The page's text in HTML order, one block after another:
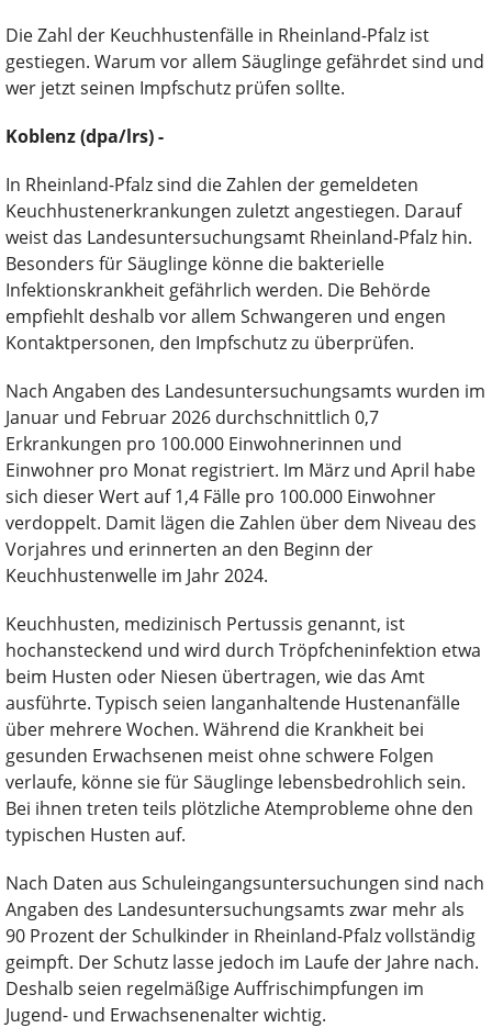
Die Zahl der Keuchhustenfälle in Rheinland-Pfalz ist
gestiegen. Warum vor allem Säuglinge gefährdet sind und
wer jetzt seinen Impfschutz prüfen sollte.
Koblenz (dpa/lrs) -
In Rheinland-Pfalz sind die Zahlen der gemeldeten
Keuchhustenerkrankungen zuletzt angestiegen. Darauf
weist das Landesuntersuchungsamt Rheinland-Pfalz hin.
Besonders für Säuglinge könne die bakterielle
Infektionskrankheit gefährlich werden. Die Behörde
empfiehlt deshalb vor allem Schwangeren und engen
Kontaktpersonen, den Impfschutz zu überprüfen.
Nach Angaben des Landesuntersuchungsamts wurden im
Januar und Februar 2026 durchschnittlich 0,7
Erkrankungen pro 100.000 Einwohnerinnen und
Einwohner pro Monat registriert. Im März und April habe
sich dieser Wert auf 1,4 Fälle pro 100.000 Einwohner
verdoppelt. Damit lägen die Zahlen über dem Niveau des
Vorjahres und erinnerten an den Beginn der
Keuchhustenwelle im Jahr 2024.
Keuchhusten, medizinisch Pertussis genannt, ist
hochansteckend und wird durch Tröpfcheninfektion etwa
beim Husten oder Niesen übertragen, wie das Amt
ausführte. Typisch seien langanhaltende Hustenanfälle
über mehrere Wochen. Während die Krankheit bei
gesunden Erwachsenen meist ohne schwere Folgen
verlaufe, könne sie für Säuglinge lebensbedrohlich sein.
Bei ihnen treten teils plötzliche Atemprobleme ohne den
typischen Husten auf.
Nach Daten aus Schuleingangsuntersuchungen sind nach
Angaben des Landesuntersuchungsamts zwar mehr als
90 Prozent der Schulkinder in Rheinland-Pfalz vollständig
geimpft. Der Schutz lasse jedoch im Laufe der Jahre nach.
Deshalb seien regelmäßige Auffrischimpfungen im
Jugend- und Erwachsenenalter wichtig.